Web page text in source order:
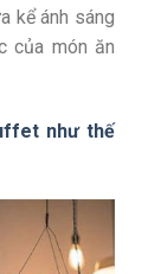
kể ánh sáng
của món ăn
như thế